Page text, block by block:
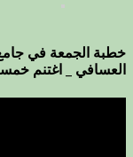
خطبة الجمعة في
العسافي _ اغتنم